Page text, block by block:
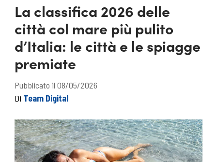
La classifica 2026 delle
città col mare più pulito
d’Italia: le città e le spiagge
premiate
Pubblicato il 08/05/2026
Di Team Digital